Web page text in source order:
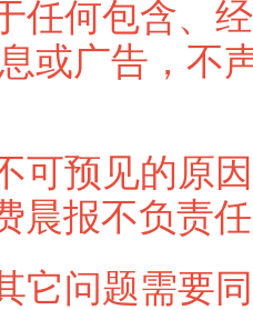
任何包含、
或广告，不
可预见的原
晨报不负责
它问题需要